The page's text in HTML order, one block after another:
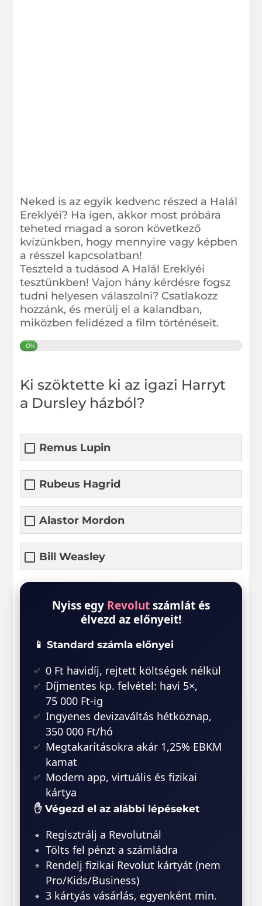
Neked is az egyik kedvenc részed a Halál
Ereklyéi? Ha igen, akkor most próbára
teheted magad a soron következő
kvízünkben, hogy mennyire vagy képben
a résszel kapcsolatban!
Teszteld a tudásod A Halál Ereklyéi
tesztünkben! Vajon hány kérdésre fogsz
tudni helyesen válaszolni? Csatlakozz
hozzánk, és merülj el a kalandban,
miközben felidézed a film történéseit.
0%
Ki szöktette ki az igazi Harryt
a Dursley házból?
Remus Lupin
Rubeus Hagrid
Alastor Mordon
Bill Weasley
Nyiss egy Revolutszámlát és
élvezd az előnyeit!
📱 Standard számla előnyei
0 Ft havidíj, rejtett költségek nélkül
Díjmentes kp. felvétel: havi 5×,
75 000 Ft-ig
Ingyenes devizaváltás hétköznap,
350 000 Ft/hó
Megtakarításokra akár 1,25% EBKM
kamat
Modern app, virtuális és fizikai
kártya
✋ Végezd el az alábbi lépéseket
Regisztrálj a Revolutnál
Tölts fel pénzt a számládra
Rendelj fizikai Revolut kártyát (nem
Pro/Kids/Business)
3 kártyás vásárlás, egyenként min.